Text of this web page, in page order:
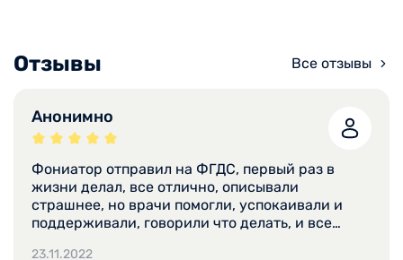
Отзывы Все отзывы
Анонимно
Фониатор отправил на ФГДС, первый раз в
жизни делал, все отлично, описывали
страшнее, но врачи помогли, успокаивали и
поддерживали, говорили что делать, и все
23.11.2022